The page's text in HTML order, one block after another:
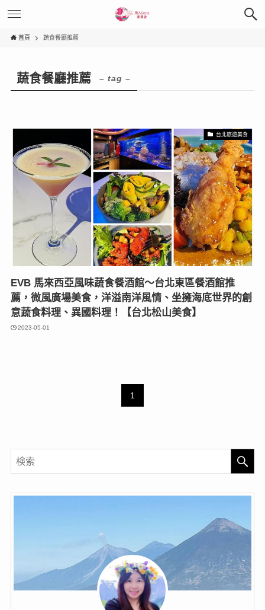
首頁 蔬食餐廳推薦
蔬食餐廳推薦 – tag –
台北旅遊美食
EVB 馬來西亞風味蔬食餐酒館〜台北東區餐酒館推
薦，微風廣場美食，洋溢南洋風情、坐擁海底世界的創
意蔬食料理、異國料理！【台北松山美食】
2023-05-01
1